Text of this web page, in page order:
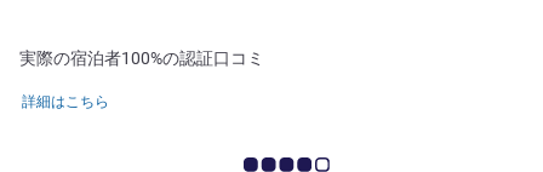
実際の宿泊者100%の認証口コミ
詳細はこちら